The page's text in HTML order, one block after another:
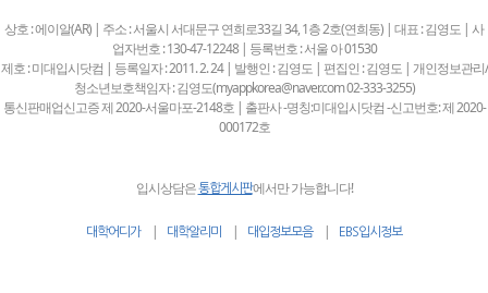
상호 : 에이알(AR) | 주소 : 서울시 서대문구 연희로33길 34, 1층 2호(연희동) | 대표 : 김영도 | 사
업자번호 : 130-47-12248 | 등록번호 : 서울 아 01530
제호 : 미대입시닷컴 | 등록일자 : 2011. 2. 24 | 발행인 : 김영도 | 편집인 : 김영도 | 개인정보관리/
청소년보호책임자 : 김영도(myappkorea@naver.com 02-333-3255)
통신판매업신고증 제 2020-서울마포-2148호 | 출판사 -명칭:미대입시닷컴 -신고번호: 제 2020-
000172호
입시상담은통합게시판에서만 가능합니다!
대학어디가| 대학알리미 | 대입정보모음| EBS입시정보